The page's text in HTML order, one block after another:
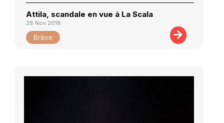
Attila, scandale en vue à La Scala
28 Nov 2018
Brève